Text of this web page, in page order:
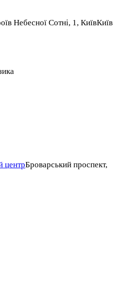
Небесної Сотні, 1, КиївКиїв
центрБроварський проспект,